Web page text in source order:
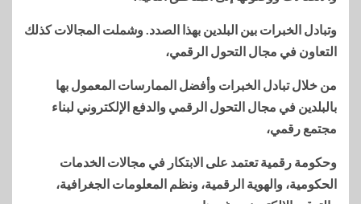
وتبادل الخبرات بين البلدين بهذا الصدد. وشملت المجالات كذلك
التعاون في مجال التحول الرقمي،
من خلال تبادل الخبرات وأفضل الممارسات المعمول بها
بالبلدين في مجال التحول الرقمي والدفع الإلكتروني لبناء
مجتمع رقمي،
وحكومة رقمية تعتمد على الابتكار في مجالات الخدمات
الحكومية، والهوية الرقمية، ونظم المعلومات الجغرافية،